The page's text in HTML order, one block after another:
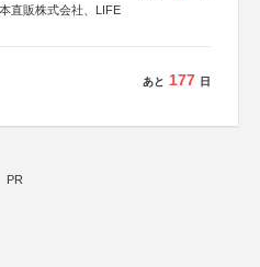
直販株式会社、LIFE
あと 177 日
PR